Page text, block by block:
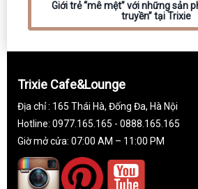
Giới trẻ “mê mệt” với những sản
truyền” tại Trixie
Trixie Cafe&Lounge
Địa chỉ : 165 Thái Hà, Đống Đa, Hà Nội
Hotline: 0977.165.165 - 0888.165.165
Giờ mở cửa: 07:00 AM – 11:00 PM